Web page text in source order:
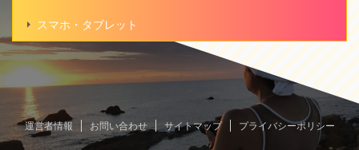
スマホ・タブレット
運営者情報 お問い合わせ サイトマップ プライバシーポリシー